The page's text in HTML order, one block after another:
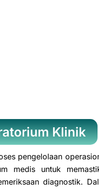
Klinik
pengelolaan
medis untuk
diagnostik.